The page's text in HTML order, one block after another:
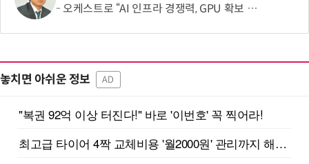
오케스트로 “AI 인프라 경쟁력, GPU 확보 넘어 '운영 효율'이 좌우”
놓치면 아쉬운 정보 AD